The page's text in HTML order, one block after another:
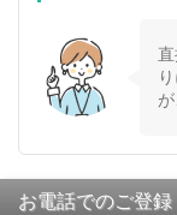
お電話でのご登